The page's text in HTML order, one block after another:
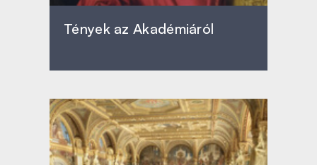
Tények az Akadémiáról